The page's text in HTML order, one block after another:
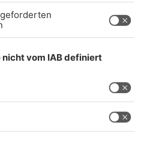
Audiothek
Error!
not a function